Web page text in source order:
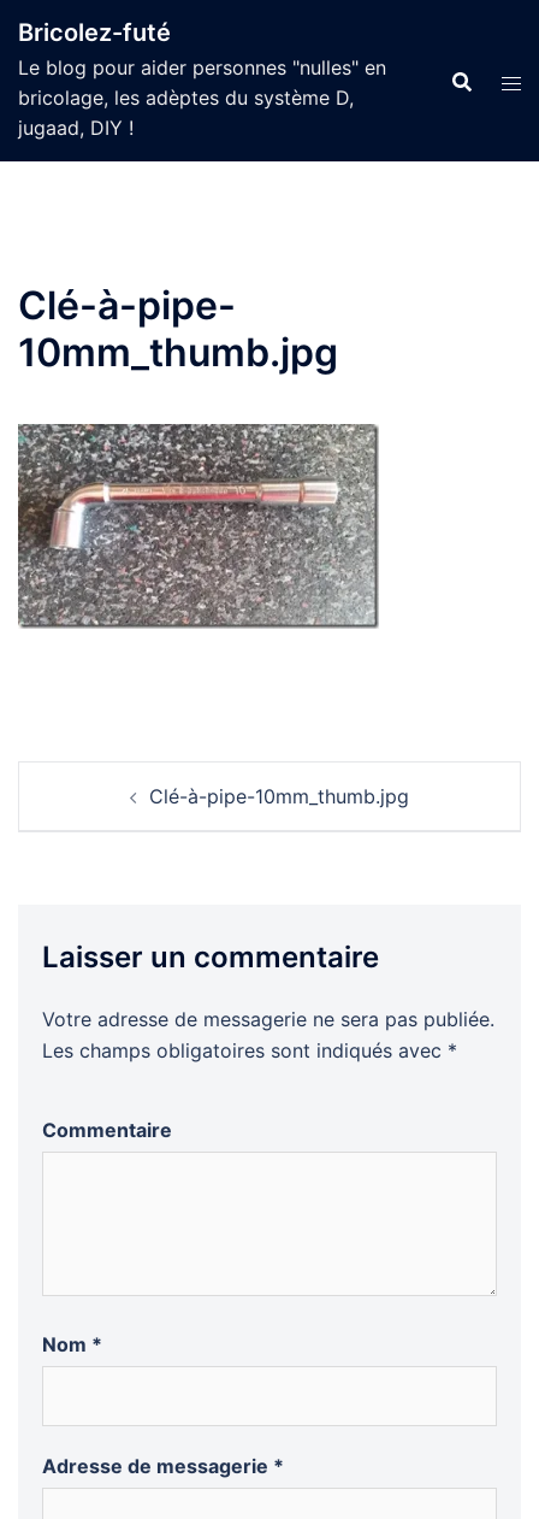
au
contenu
Bricolez-futé
Le blog pour aider personnes "nulles" en
bricolage, les adèptes du système D,
jugaad, DIY !
Clé-à-pipe-
10mm_thumb.jpg
Clé-à-pipe-10mm_thumb.jpg
Laisser un commentaire
Votre adresse de messagerie ne sera pas publiée.
Les champs obligatoires sont indiqués avec *
Commentaire
Nom *
Adresse de messagerie *